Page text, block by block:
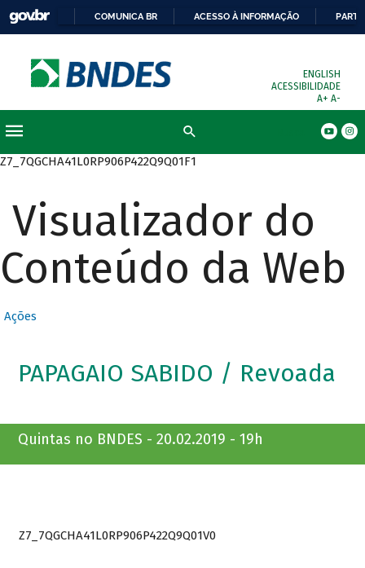
COMUNICA BR ACESSO À INFORMAÇÃO
ENGLISH
ACESSIBILIDADE
A+ A-
Z7_7QGCHA41L0RP906P422Q9Q01F1
Visualizador do
Conteúdo da Web
Ações
PAPAGAIO SABIDO / Revoada
Quintas no BNDES - 20.02.2019 - 19h
Z7_7QGCHA41L0RP906P422Q9Q01V0